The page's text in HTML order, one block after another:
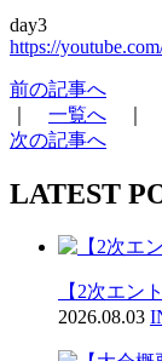
day3
https://
前の記事へ
一覧へ
次の記事へ
LATEST
【2次エン
2026.08.03